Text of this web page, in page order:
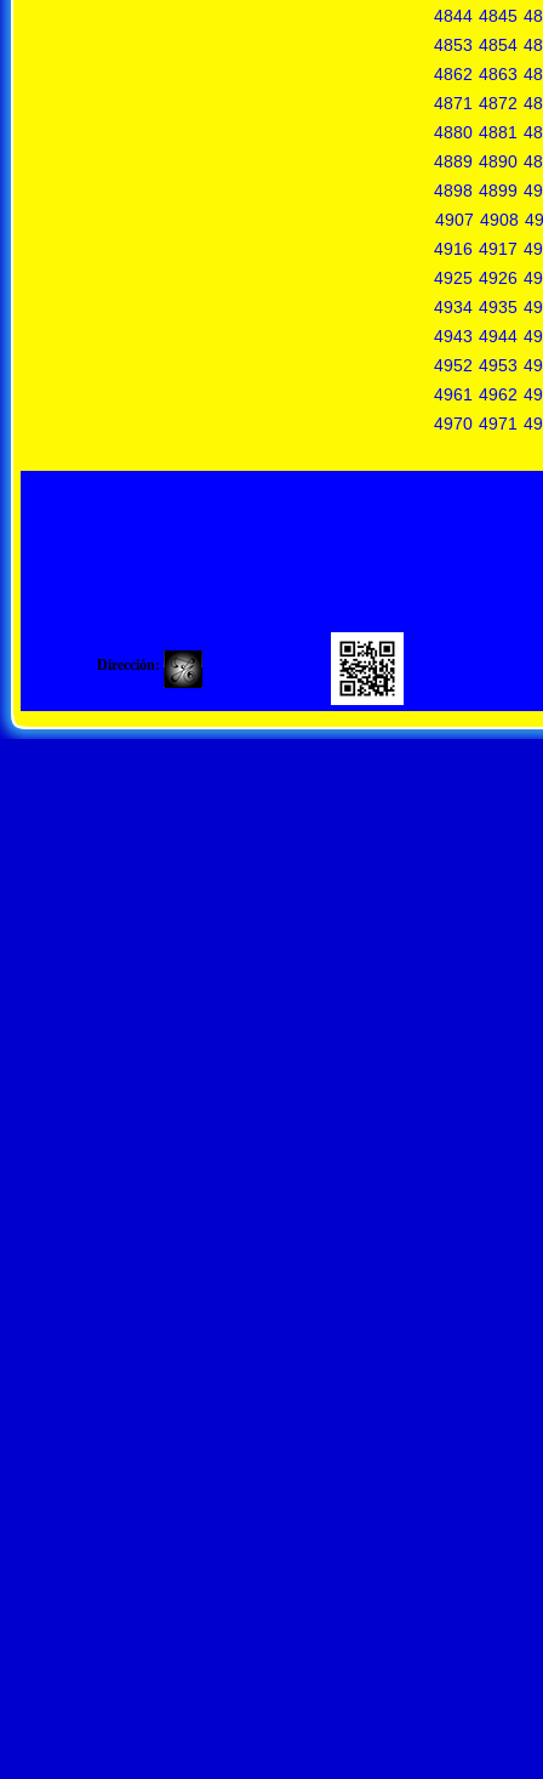
4844 4845
4853 4854
4862 4863
4871 4872
4880 4881
4889 4890
4898 4899
4907 4908
4916 4917
4925 4926
4934 4935
4943 4944
4952 4953
4961 4962
4970 4971
Dirección: